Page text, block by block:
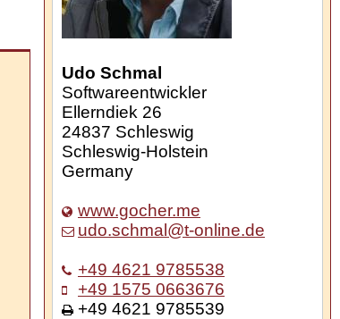
Udo Schmal
Softwareentwickler
Ellerndiek 26
24837 Schleswig
Schleswig-Holstein
Germany
www.gocher.me
udo.schmal@t-online.de
+49 4621 9785538
+49 1575 0663676
+49 4621 9785539